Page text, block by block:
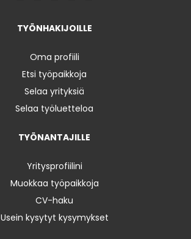
TYÖNHAKIJOILLE
Oma profiili
Etsi työpaikkoja
Selaa yrityksiä
Selaa työluetteloa
TYÖNANTAJILLE
Yritysprofiilini
Muokkaa työpaikkoja
CV-haku
Usein kysytyt kysymykset